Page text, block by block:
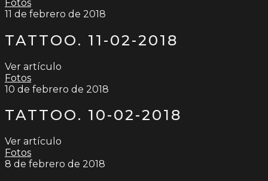
Fotos
11 de febrero de 2018
TATTOO. 11-02-2018
Ver artículo
Fotos
10 de febrero de 2018
TATTOO. 10-02-2018
Ver artículo
Fotos
8 de febrero de 2018